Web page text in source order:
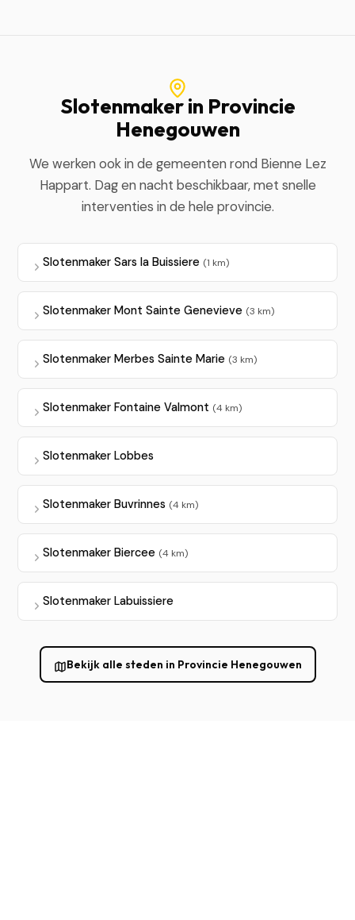
Slotenmaker in Provincie
Henegouwen
We werken ook in de gemeenten rond Bienne Lez
Happart. Dag en nacht beschikbaar, met snelle
interventies in de hele provincie.
Slotenmaker Sars la Buissiere (1 km)
Slotenmaker Mont Sainte Genevieve (3 km)
Slotenmaker Merbes Sainte Marie (3 km)
Slotenmaker Fontaine Valmont (4 km)
Slotenmaker Lobbes
Slotenmaker Buvrinnes (4 km)
Slotenmaker Biercee (4 km)
Slotenmaker Labuissiere
Bekijk alle steden in Provincie Henegouwen